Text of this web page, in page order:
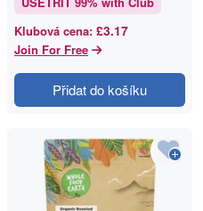
Klubová cena: £3.17
Join For Free
Přidat do košíku